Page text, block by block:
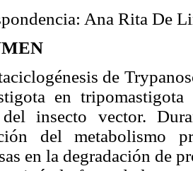
Ana Rita De
de
en
insecto vector.
del metabolismo
en la degradación de